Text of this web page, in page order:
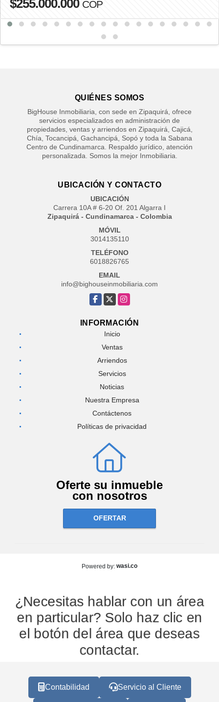
$255.000.000 COP
QUIÉNES SOMOS
BigHouse Inmobiliaria, con sede en Zipaquirá, ofrece
servicios especializados en administración de
propiedades, ventas y arriendos en Zipaquirá, Cajicá,
Chía, Tocancipá, Gachancipá, Sopó y toda la Sabana
Centro de Cundinamarca. Respaldo jurídico, atención
personalizada. Somos la mejor Inmobiliaria.
UBICACIÓN Y CONTACTO
UBICACIÓN
Carrera 10A # 6-20 Of. 201 Algarra I
Zipaquirá - Cundinamarca - Colombia
MÓVIL
3014135110
TELÉFONO
6018826765
EMAIL
info@bighouseinmobiliaria.com
Facebook
X Instagram
INFORMACIÓN
Inicio
Ventas
Arriendos
Servicios
Noticias
Nuestra Empresa
Contáctenos
Políticas de privacidad
Oferte su inmueble
con nosotros
OFERTAR
Powered by: wasi.co
¿Necesitas hablar con un área
en particular? Solo haz clic en
el botón del área que deseas
contactar.
Contabilidad Servicio al Cliente